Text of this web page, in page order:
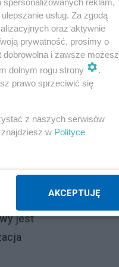
na
jest
usług. Za zgodą
oraz aktywnie
prywatność, prosimy o
dobrowolna i zawsze możesz
dolnym rogu strony
.
prawo sprzeciwić się
z naszych serwisów
w Polityce
AKCEPTUJĘ